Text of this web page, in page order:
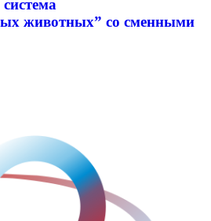
животных” со сменными